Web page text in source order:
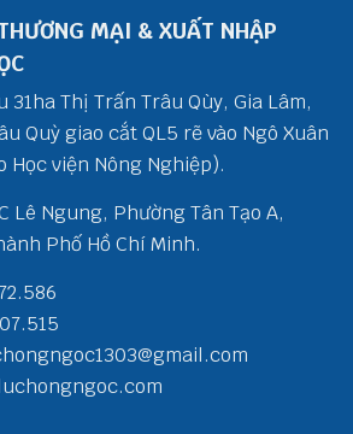
MẠI & XUẤT NHẬP
31ha Thị Trấn Trâu Qùy, Gia Lâm,
Quỳ giao cắt QL5 rẽ vào Ngô Xuân
Học viện Nông Nghiệp).
Lê Ngung, Phường Tân Tạo A,
Phố Hồ Chí Minh.